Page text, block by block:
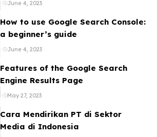
June 4, 2023
How to use Google Search Console:
a beginner’s guide
June 4, 2023
Features of the Google Search
Engine Results Page
May 27, 2023
Cara Mendirikan PT di Sektor
Media di Indonesia